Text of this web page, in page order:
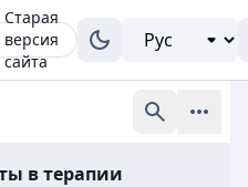
Старая
версия
сайта
в терапии